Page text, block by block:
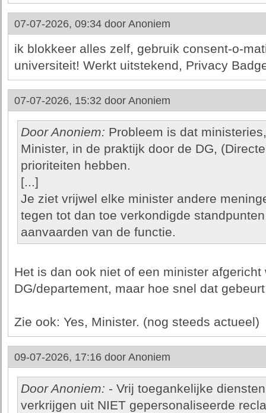
07-07-2026, 09:34 door Anoniem
ik blokkeer alles zelf, gebruik consent-o-
universiteit! Werkt uitstekend, Privacy
07-07-2026, 15:32 door Anoniem
Door Anoniem: Probleem is dat
Minister, in de praktijk door de DG,
prioriteiten hebben.
[...]
Je ziet vrijwel elke minister andere
tegen tot dan toe verkondigde
aanvaarden van de functie.
Het is dan ook niet of een minister afgericht
DG/departement, maar hoe snel dat
Zie ook: Yes, Minister. (nog steeds actueel)
09-07-2026, 17:16 door Anoniem
Door Anoniem: - Vrij toegankelijke
verkrijgen uit NIET gepersonaliseerde